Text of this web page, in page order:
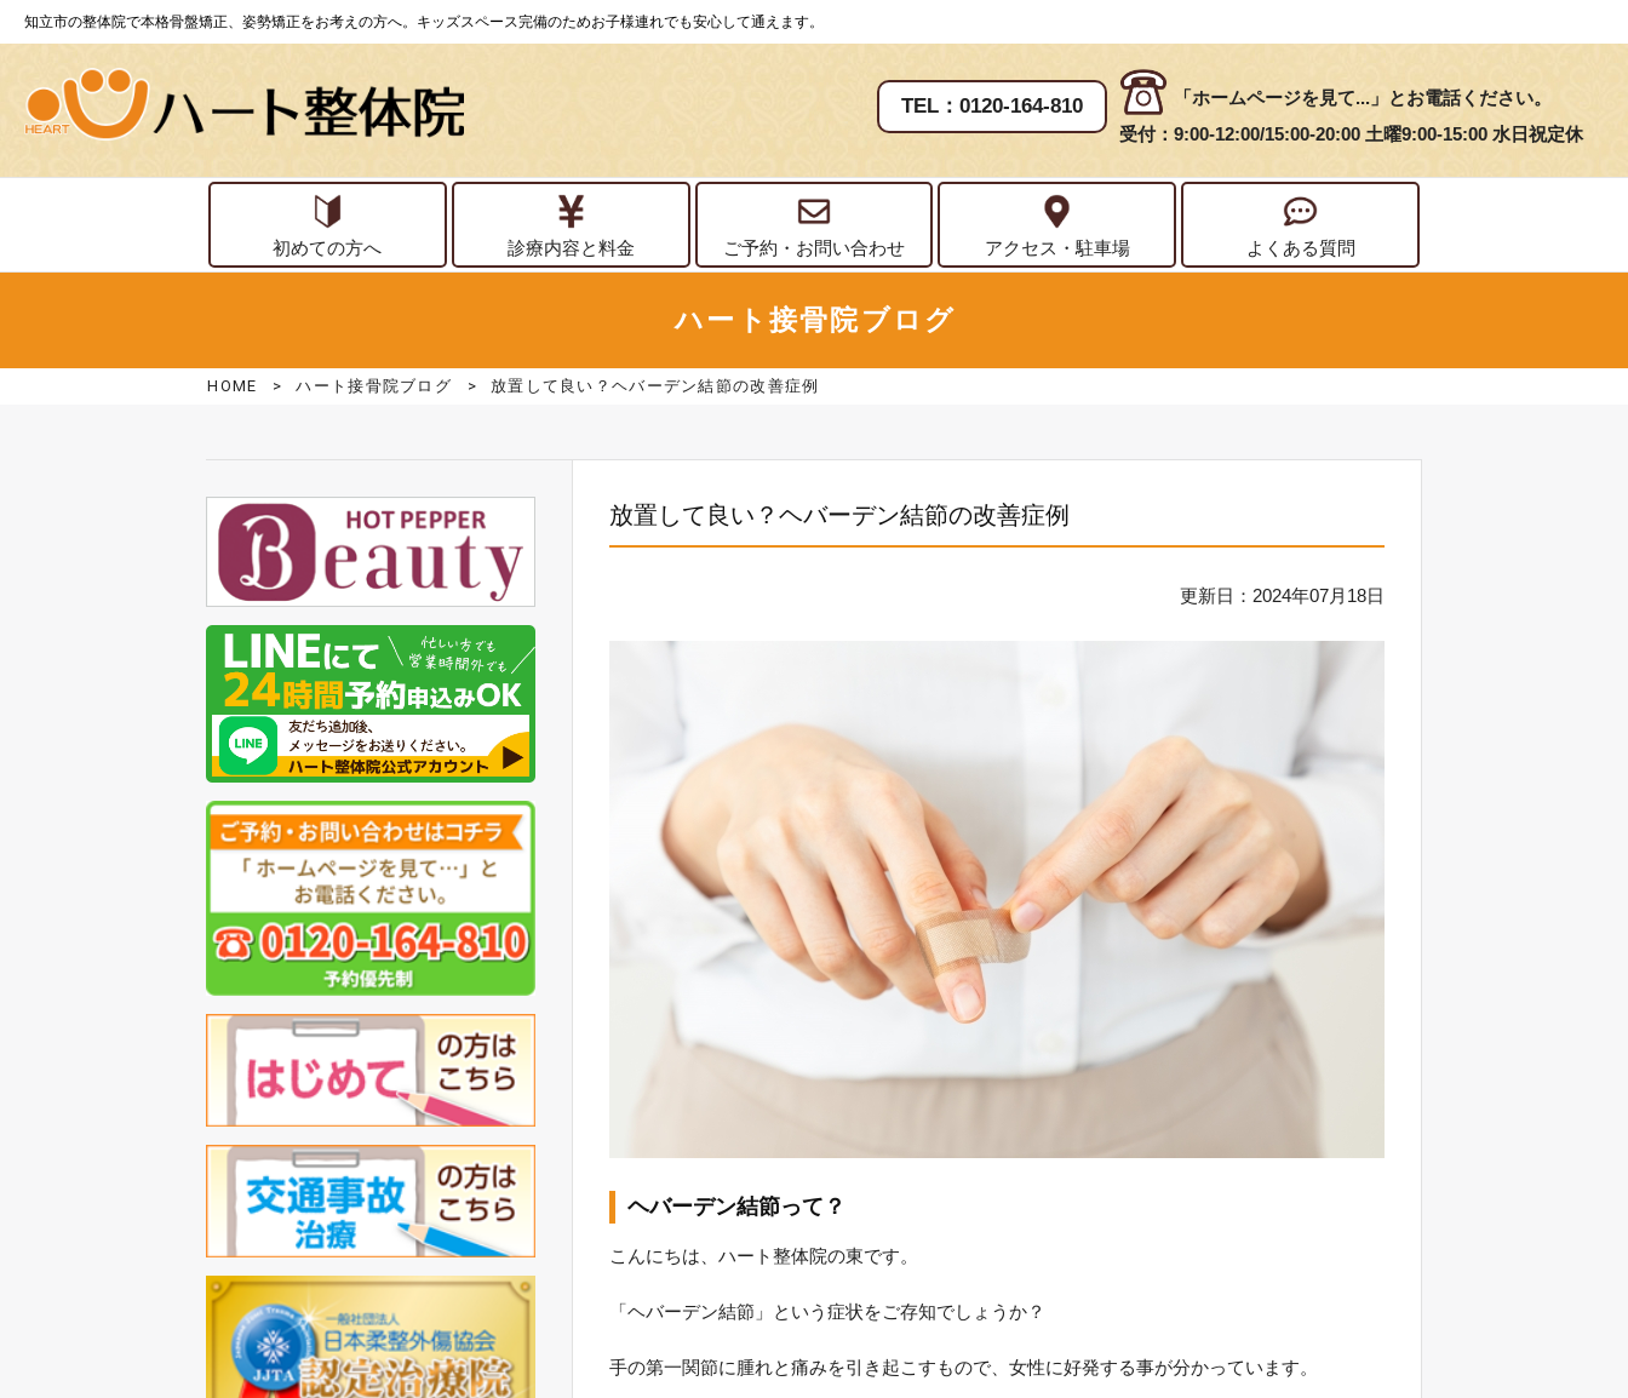
知立市の整体院で本格骨盤矯正、姿勢矯正をお考えの方へ。キッズスペース完備のためお子様連れでも安心して通えます。
TEL：0120-164-810
「ホームページを見て...」とお電話ください。
受付：9:00-12:00/15:00-20:00 土曜9:00-15:00 水日祝定休
初めての方へ 診療内容と料金 ご予約・お問い合わせ アクセス・駐車場 よくある質問
ハート接骨院ブログ
HOME > ハート接骨院ブログ > 放置して良い？ヘバーデン結節の改善症例
放置して良い？ヘバーデン結節の改善症例
更新日：2024年07月18日
ヘバーデン結節って？
こんにちは、ハート整体院の東です。
「ヘバーデン結節」 という症状をご存知でしょうか？
手の第一関節に腫れと痛みを引き起こすもので、女性に好発する事が分かっています。